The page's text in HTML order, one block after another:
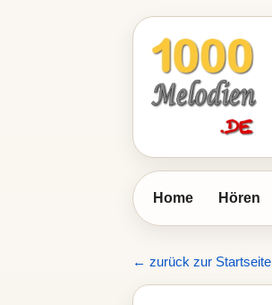
Home Hören
← zurück zur Startseite